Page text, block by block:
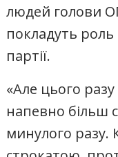
людей голови
покладуть роль
партії.
«Але цього
напевно більш
минулого